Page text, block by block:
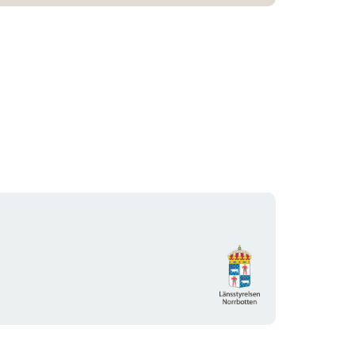
Organisationens
logotyp